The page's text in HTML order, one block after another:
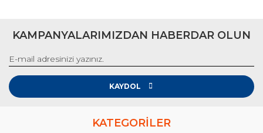
KAMPANYALARIMIZDAN HABERDAR OLUN
KAYDOL
KATEGORİLER